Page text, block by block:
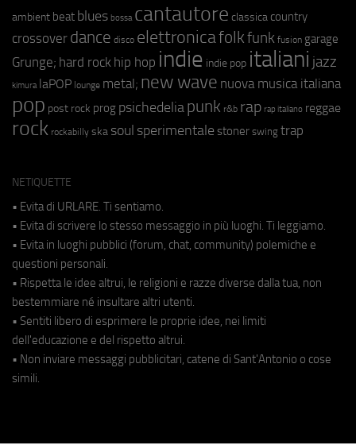
ambient beat blues bossa cantautore classica country
crossover dance disco elettronicafolkfunk fusion garage
Grunge; hard rock hip hop indie indie pop italiani jazz
kimura laPOP lounge metal; new wave nuova musica italiana
pop post rock prog psichedeliapunk r&b rap rap italiano reggae
rock rockabilly ska soul sperimentale stoner swing trap
NETIQUETTE
• Evita di URLARE. Ti sentiamo.
• Evita di scrivere lo stesso messaggio in più luoghi. Ti leggiamo.
• Evita in luoghi pubblici (forum, chat, community) polemiche e
questioni personali.
• Rispetta le idee altrui, le religioni e razze diverse dalla tua, non
bestemmiare né insultare altri utenti.
• Sentiti libero di esprimere le proprie idee, nei limiti
dell'educazione e del rispetto altrui.
• Non inviare messaggi pubblicitari, catene di Sant'Antonio o cose
simili.